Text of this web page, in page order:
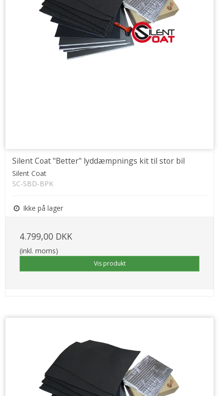
Silent Coat "Better" lyddæmpnings kit til stor bil
Silent Coat
SC-SBD-BPK
Ikke på lager
4.799,00 DKK
(inkl. moms)
Vis produkt